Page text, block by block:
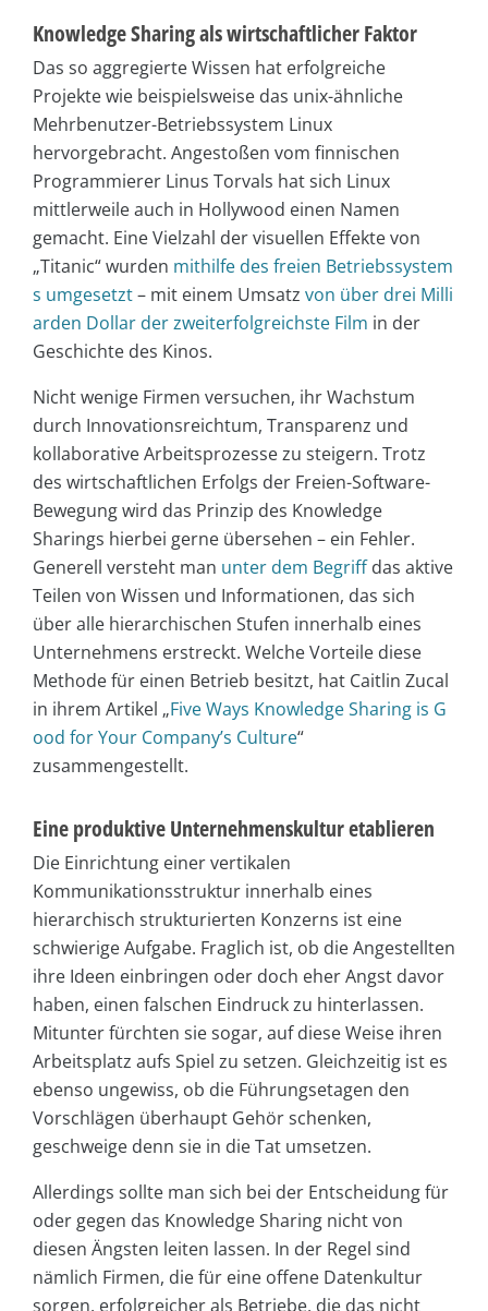
Knowledge Sharing als wirtschaftlicher Faktor
Das so aggregierte Wissen hat erfolgreiche
Projekte wie beispielsweise das unix-ähnliche
Mehrbenutzer-Betriebssystem Linux
hervorgebracht. Angestoßen vom finnischen
Programmierer Linus Torvals hat sich Linux
mittlerweile auch in Hollywood einen Namen
gemacht. Eine Vielzahl der visuellen Effekte von
„Titanic“ wurden mithilfe des freien Betriebssystem
s umgesetzt– mit einem Umsatz von über drei Milli
arden Dollar der zweiterfolgreichste Film in der
Geschichte des Kinos.
Nicht wenige Firmen versuchen, ihr Wachstum
durch Innovationsreichtum, Transparenz und
kollaborative Arbeitsprozesse zu steigern. Trotz
des wirtschaftlichen Erfolgs der Freien-Software-
Bewegung wird das Prinzip des Knowledge
Sharings hierbei gerne übersehen – ein Fehler.
Generell versteht man unter dem Begriffdas aktive
Teilen von Wissen und Informationen, das sich
über alle hierarchischen Stufen innerhalb eines
Unternehmens erstreckt. Welche Vorteile diese
Methode für einen Betrieb besitzt, hat Caitlin Zucal
in ihrem Artikel „Five Ways Knowledge Sharing is G
ood for Your Company’s Culture“
zusammengestellt.
Eine produktive Unternehmenskultur etablieren
Die Einrichtung einer vertikalen
Kommunikationsstruktur innerhalb eines
hierarchisch strukturierten Konzerns ist eine
schwierige Aufgabe. Fraglich ist, ob die Angestellten
ihre Ideen einbringen oder doch eher Angst davor
haben, einen falschen Eindruck zu hinterlassen.
Mitunter fürchten sie sogar, auf diese Weise ihren
Arbeitsplatz aufs Spiel zu setzen. Gleichzeitig ist es
ebenso ungewiss, ob die Führungsetagen den
Vorschlägen überhaupt Gehör schenken,
geschweige denn sie in die Tat umsetzen.
Allerdings sollte man sich bei der Entscheidung für
oder gegen das Knowledge Sharing nicht von
diesen Ängsten leiten lassen. In der Regel sind
nämlich Firmen, die für eine offene Datenkultur
sorgen, erfolgreicher als Betriebe, die das nicht